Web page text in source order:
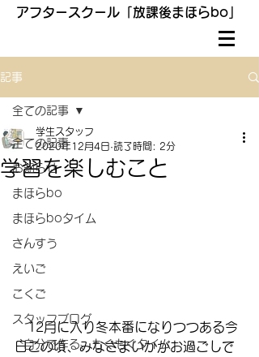
アフタースクール「放課後まほらbo」
記事
全ての記事
お知らせ
まほらbo
まほらboタイム
さんすう
えいご
こくご
スタッフブログ
〝自分で作る〟もぐもぐタイム
全ての記事
学習を楽しむこと
学生スタッフ
2020年12月4日 読了時間: 2分
12月に入り冬本番になりつつある今
日この頃、みなさまいかがお過ごしで